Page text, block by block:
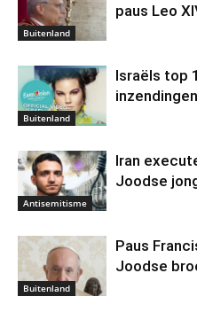
Buitenland
paus Leo
Buitenland
Israëls top
Antisemitisme
Iran
Joodse
Buitenland
Paus
Joodse